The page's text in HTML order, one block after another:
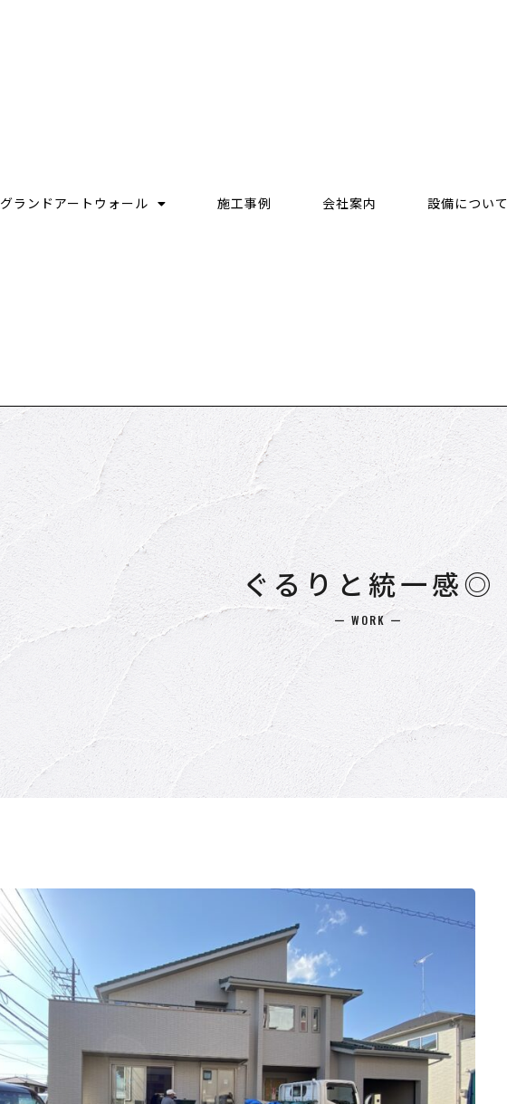
グランドアートウォール 施工事例 会社案内 設備について
ぐるりと統一感◎
ー WORK ー